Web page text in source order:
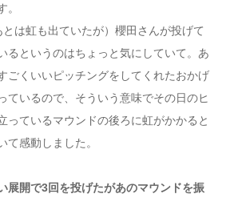
。
とは虹も出ていたが）櫻田さんが投げて
るというのはちょっと気にしていて。あ
ごくいいピッチングをしてくれたおかげ
ているので、そういう意味でその日のヒ
っているマウンドの後ろに虹がかかると
て感動しました。
展開で3回を投げたがあのマウンドを振